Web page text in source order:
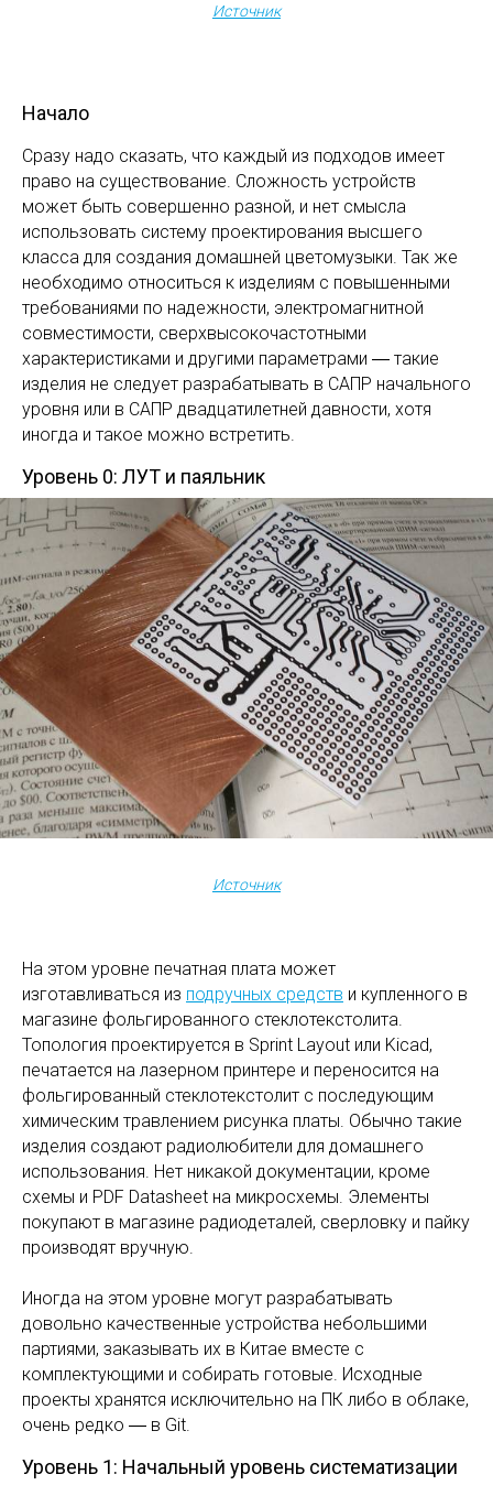
Источник
Начало
Сразу надо сказать, что каждый из подходов имеет
право на существование. Сложность устройств
может быть совершенно разной, и нет смысла
использовать систему проектирования высшего
класса для создания домашней цветомузыки. Так же
необходимо относиться к изделиям с повышенными
требованиями по надежности, электромагнитной
совместимости, сверхвысокочастотными
характеристиками и другими параметрами ― такие
изделия не следует разрабатывать в САПР начального
уровня или в САПР двадцатилетней давности, хотя
иногда и такое можно встретить.
Уровень 0: ЛУТ и паяльник
Источник
На этом уровне печатная плата может
изготавливаться из подручных средств и купленного в
магазине фольгированного стеклотекстолита.
Топология проектируется в Sprint Layout или Kiсad,
печатается на лазерном принтере и переносится на
фольгированный стеклотекстолит с последующим
химическим травлением рисунка платы. Обычно такие
изделия создают радиолюбители для домашнего
использования. Нет никакой документации, кроме
схемы и PDF Datasheet на микросхемы. Элементы
покупают в магазине радиодеталей, сверловку и пайку
производят вручную.
Иногда на этом уровне могут разрабатывать
довольно качественные устройства небольшими
партиями, заказывать их в Китае вместе с
комплектующими и собирать готовые. Исходные
проекты хранятся исключительно на ПК либо в облаке,
очень редко ― в Git.
Уровень 1: Начальный уровень систематизации